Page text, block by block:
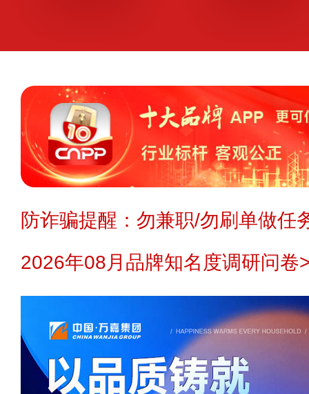
防诈骗提醒：勿兼职/勿刷单做任
2026年08月品牌知名度调研问卷